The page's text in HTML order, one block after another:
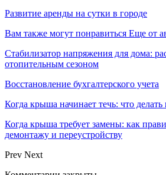
Развитие аренды на сутки в городе
Вам также могут понравиться Еще от
Стабилизатор напряжения для дома:
отопительным сезоном
Восстановление бухгалтерского учета
Когда крыша начинает течь: что делать
Когда крыша требует замены: как
демонтажу и переустройству
Prev Next